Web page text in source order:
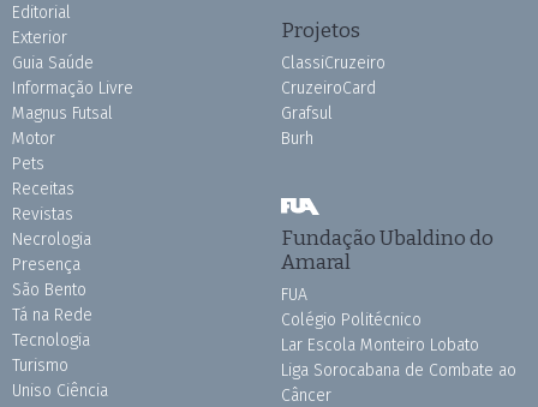
Editorial
Exterior
Guia Saúde
Informação Livre
Magnus Futsal
Motor
Pets
Receitas
Revistas
Necrologia
Presença
São Bento
Tá na Rede
Tecnologia
Turismo
Uniso Ciência
Projetos
ClassiCruzeiro
CruzeiroCard
Grafsul
Burh
Fundação Ubaldino do
Amaral
FUA
Colégio Politécnico
Lar Escola Monteiro Lobato
Liga Sorocabana de Combate ao
Câncer